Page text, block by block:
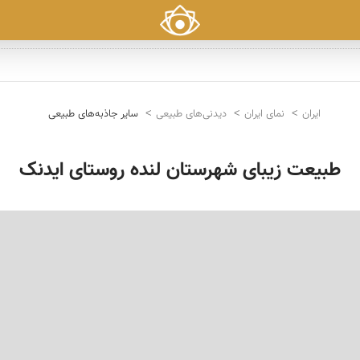
ایران نمای ایران دیدنی‌های طبیعی سایر جاذبه‌های طبیعی
طبیعت زیبای شهرستان لنده روستای ایدنک